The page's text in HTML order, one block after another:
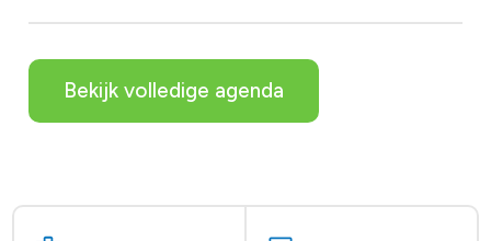
Bekijk volledige agenda